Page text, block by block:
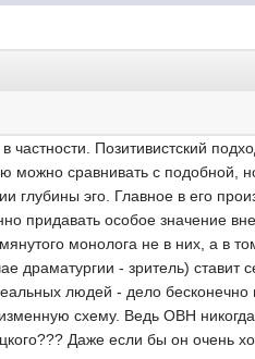
Позитивистский
можно сравнивать с подобной,
эго. Главное в его
придавать особое значение
монолога не в них, а в
драматургии - зритель) ставит
людей - дело
схему. Ведь ОВН
Даже если бы он очень